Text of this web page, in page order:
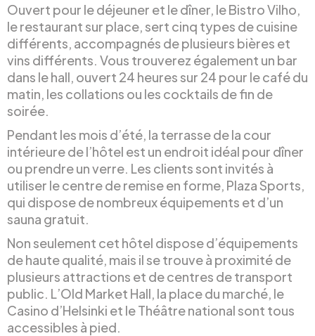
Ouvert pour le déjeuner et le dîner, le Bistro Vilho,
le restaurant sur place, sert cinq types de cuisine
différents, accompagnés de plusieurs bières et
vins différents. Vous trouverez également un bar
dans le hall, ouvert 24 heures sur 24 pour le café du
matin, les collations ou les cocktails de fin de
soirée.
Pendant les mois d’été, la terrasse de la cour
intérieure de l’hôtel est un endroit idéal pour dîner
ou prendre un verre. Les clients sont invités à
utiliser le centre de remise en forme, Plaza Sports,
qui dispose de nombreux équipements et d’un
sauna gratuit.
Non seulement cet hôtel dispose d’équipements
de haute qualité, mais il se trouve à proximité de
plusieurs attractions et de centres de transport
public. L’Old Market Hall, la place du marché, le
Casino d’Helsinki et le Théâtre national sont tous
accessibles à pied.